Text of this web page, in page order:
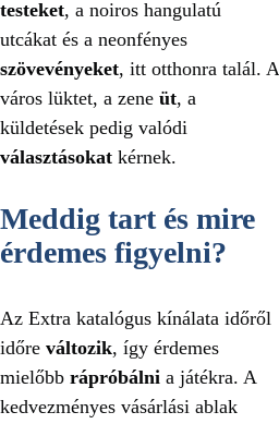
testeket, a noiros hangulatú
utcákat és a neonfényes
szövevényeket, itt otthonra talál. A
város lüktet, a zene üt, a
küldetések pedig valódi
választásokat kérnek.
Meddig tart és mire
érdemes figyelni?
Az Extra katalógus kínálata időről
időre változik, így érdemes
mielőbb rápróbálni a játékra. A
kedvezményes vásárlási ablak